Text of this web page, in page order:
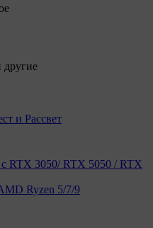
и Рассвет
RTX 3050/ RTX 5050 / RTX
Ryzen 5/7/9